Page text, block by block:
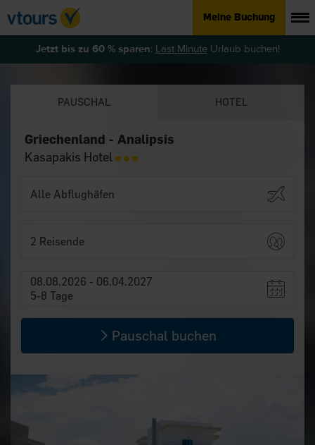
Meine Buchung
Jetzt bis zu 60 % sparen: Last MinuteUrlaub buchen!
PAUSCHAL HOTEL
Griechenland - Analipsis
Kasapakis Hotel
2 Reisende
08.08.2026 - 06.04.2027
5-8 Tage
Pauschal buchen